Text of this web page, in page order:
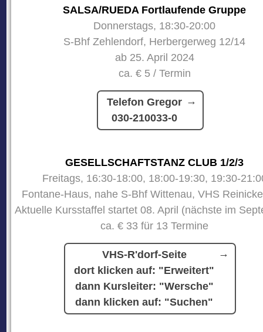
SALSA/RUEDA Fortlaufende Gruppe
Donnerstags, 18:30-20:00
S-Bhf Zehlendorf, Herbergerweg 12/14
ab 25. April 2024
ca. € 5 / Termin
Telefon Gregor
030-210033-0
GESELLSCHAFTSTANZ CLUB 1/2/3
Freitags, 16:30-18:00, 18:00-19:30, 19:30-
Fontane-Haus, nahe S-Bhf Wittenau, VHS
Aktuelle Kursstaffel startet 08. April (nächste im
ca. € 33 für 13 Termine
VHS-R'dorf-Seite
dort klicken auf: "Erweitert"
dann Kursleiter: "Wersche"
dann klicken auf: "Suchen"